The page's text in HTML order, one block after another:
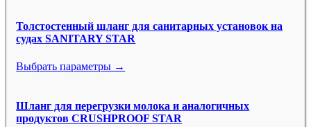
Толстостенный шланг для санитарных установок на
судах SANITARY STAR
Выбрать параметры →
Шланг для перегрузки молока и аналогичных
продуктов CRUSHPROOF STAR